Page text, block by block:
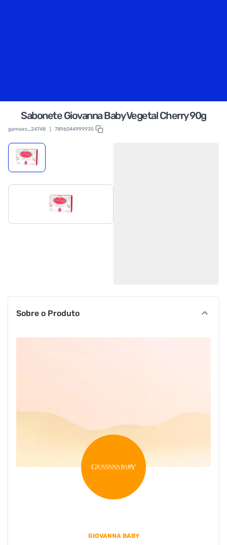
Sabonete Giovanna Baby Vegetal Cherry 90g
gamaes_24748 7896044999935
Sobre o Produto
GIOVANNA BABY